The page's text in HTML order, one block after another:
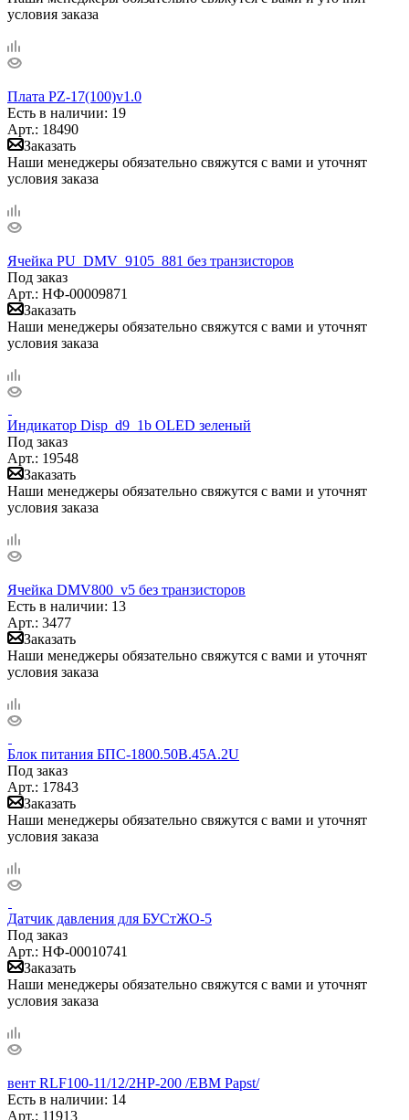
условия заказа
Плата PZ-17(100)v1.0
Есть в наличии: 19
Арт.: 18490
Заказать
Наши менеджеры обязательно свяжутся с вами и уточнят
условия заказа
Ячейка PU_DMV_9105_881 без транзисторов
Под заказ
Арт.: НФ-00009871
Заказать
Наши менеджеры обязательно свяжутся с вами и уточнят
условия заказа
Индикатор Disp_d9_1b OLED зеленый
Под заказ
Арт.: 19548
Заказать
Наши менеджеры обязательно свяжутся с вами и уточнят
условия заказа
Ячейка DMV800_v5 без транзисторов
Есть в наличии: 13
Арт.: 3477
Заказать
Наши менеджеры обязательно свяжутся с вами и уточнят
условия заказа
Блок питания БПС-1800.50В.45А.2U
Под заказ
Арт.: 17843
Заказать
Наши менеджеры обязательно свяжутся с вами и уточнят
условия заказа
Датчик давления для БУСтЖО-5
Под заказ
Арт.: НФ-00010741
Заказать
Наши менеджеры обязательно свяжутся с вами и уточнят
условия заказа
вент RLF100-11/12/2HP-200 /EBM Papst/
Есть в наличии: 14
Арт.: 11913